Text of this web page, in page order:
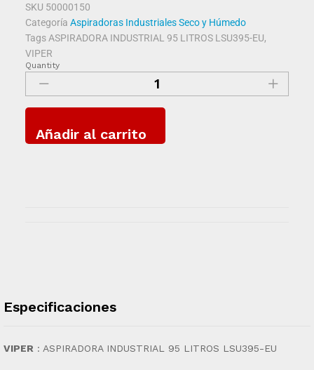
SKU 50000150
Categoría Aspiradoras Industriales Seco y Húmedo
Tags ASPIRADORA INDUSTRIAL 95 LITROS LSU395-EU,
VIPER
Quantity
Añadir al carrito
Especificaciones
VIPER : ASPIRADORA INDUSTRIAL 95 LITROS LSU395-EU